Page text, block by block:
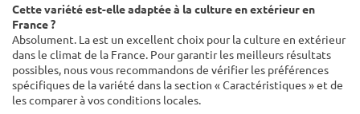
Cette variété est-elle adaptée à la culture en extérieur en
France ?
Absolument. La est un excellent choix pour la culture en extérieur
dans le climat de la France. Pour garantir les meilleurs résultats
possibles, nous vous recommandons de vérifier les préférences
spécifiques de la variété dans la section « Caractéristiques » et de
les comparer à vos conditions locales.